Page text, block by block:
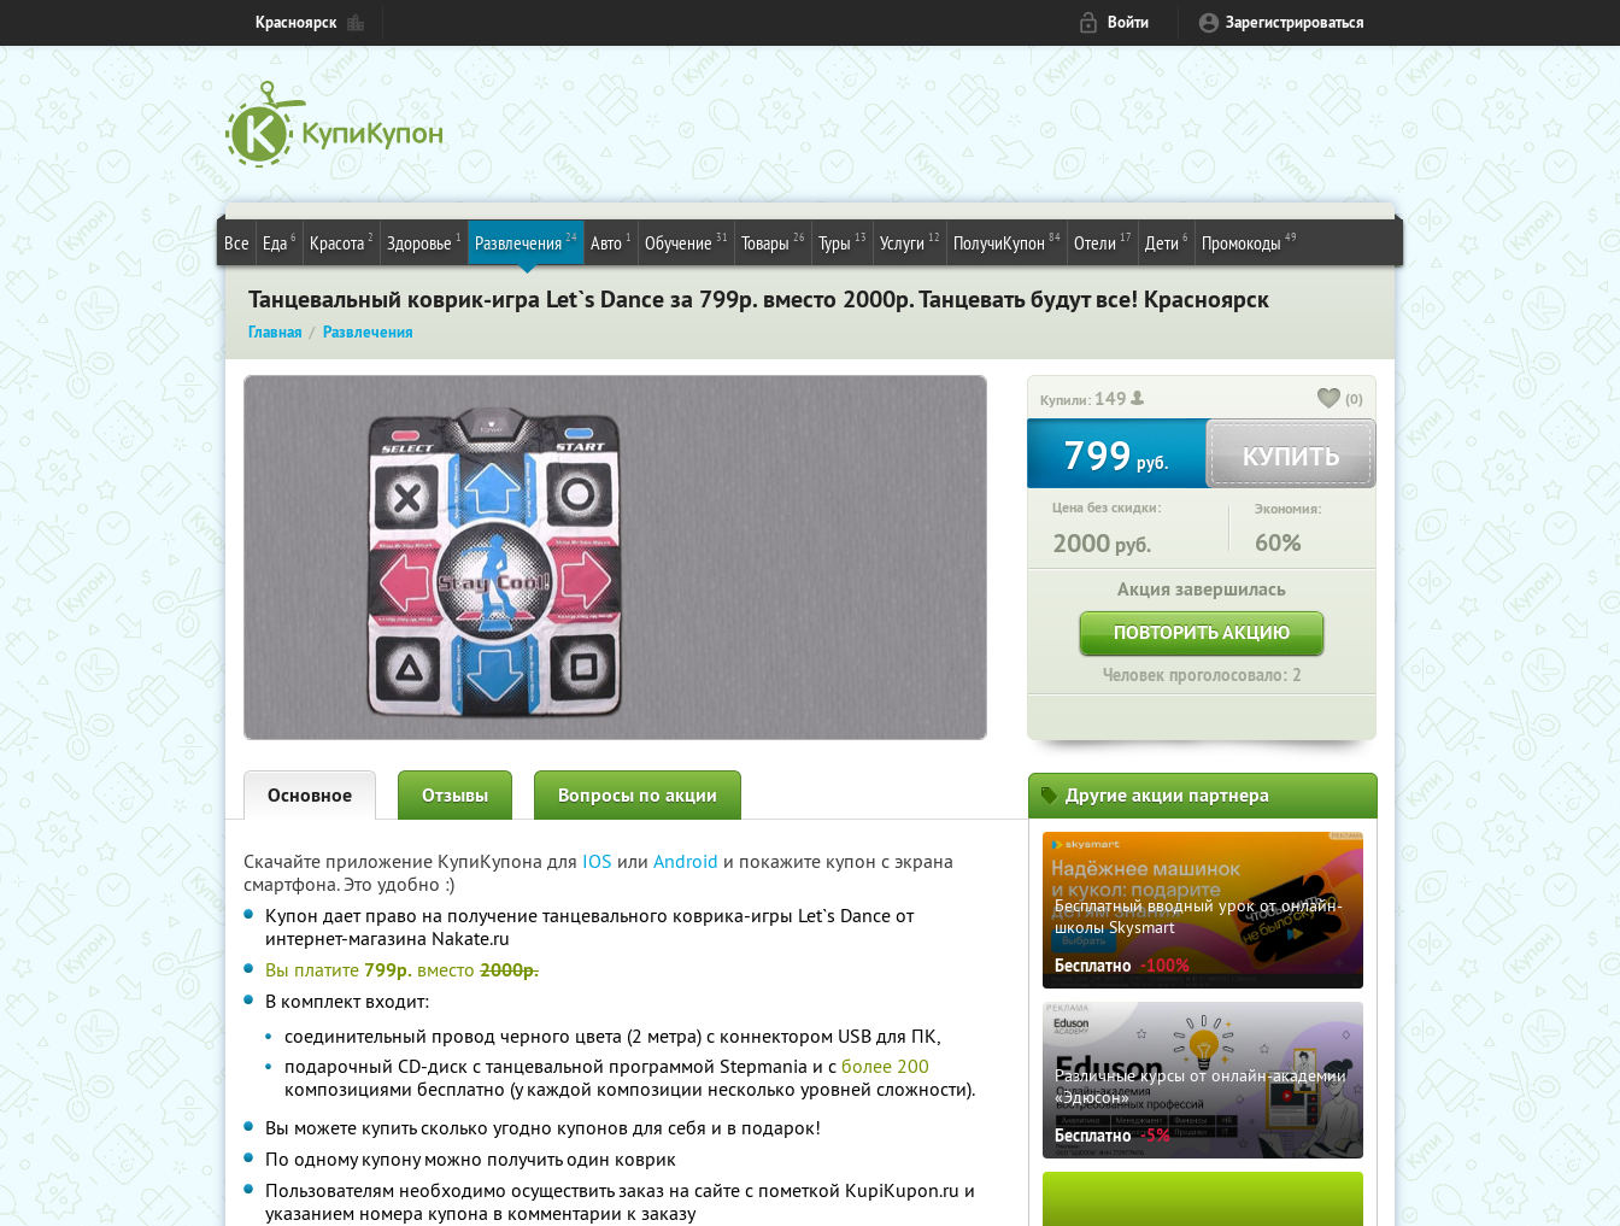
Красноярск Войти Зарегистрироваться
Все Еда 6 Красота 2 Здоровье 1 Развлечения 24 Авто 1 Обучение 31 Товары 26 Туры 13 Услуги 12 ПолучиКупон 84 Отели 17 Дети 6 Промокоды 49
Танцевальный коврик-игра Let`s Dance за 799р. вместо 2000р. Танцевать будут все! Красноярск
Главная Развлечения
Купили: 149 (0)
799 руб. КУПИТЬ
Цена без скидки:
2000 руб.
Экономия:
60%
Акция завершилась
ПОВТОРИТЬ АКЦИЮ
Человек проголосовало: 2
Основное Отзывы Вопросы по акции
Скачайте приложение КупиКупона для IOS или Android и покажите купон с экрана
смартфона. Это удобно :)
Купон дает право на получение танцевального коврика-игры Let`s Dance от
интернет-магазина Nakate.ru
Вы платите 799р. вместо 2000р.
В комплект входит:
соединительный провод черного цвета (2 метра) с коннектором USB для ПК,
подарочный СD-диск c танцевальной программой Stepmania и с более 200
композициями бесплатно (у каждой композиции несколько уровней сложности).
Вы можете купить сколько угодно купонов для себя и в подарок!
По одному купону можно получить один коврик
Пользователям необходимо осуществить заказ на сайте с пометкой KupiKupon.ru и
указанием номера купона в комментарии к заказу
Другие акции партнера
Бесплатный вводный урок от онлайн-
школы Skysmart
Бесплатно -100%
Различные курсы от онлайн-академии
«Эдюсон»
Бесплатно -5%